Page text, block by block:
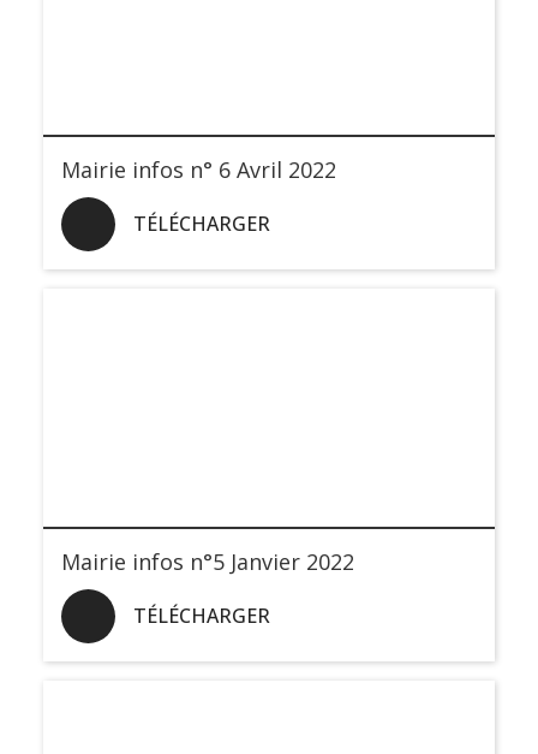
Mairie infos n° 6 Avril 2022
TÉLÉCHARGER
Mairie infos n°5 Janvier 2022
TÉLÉCHARGER